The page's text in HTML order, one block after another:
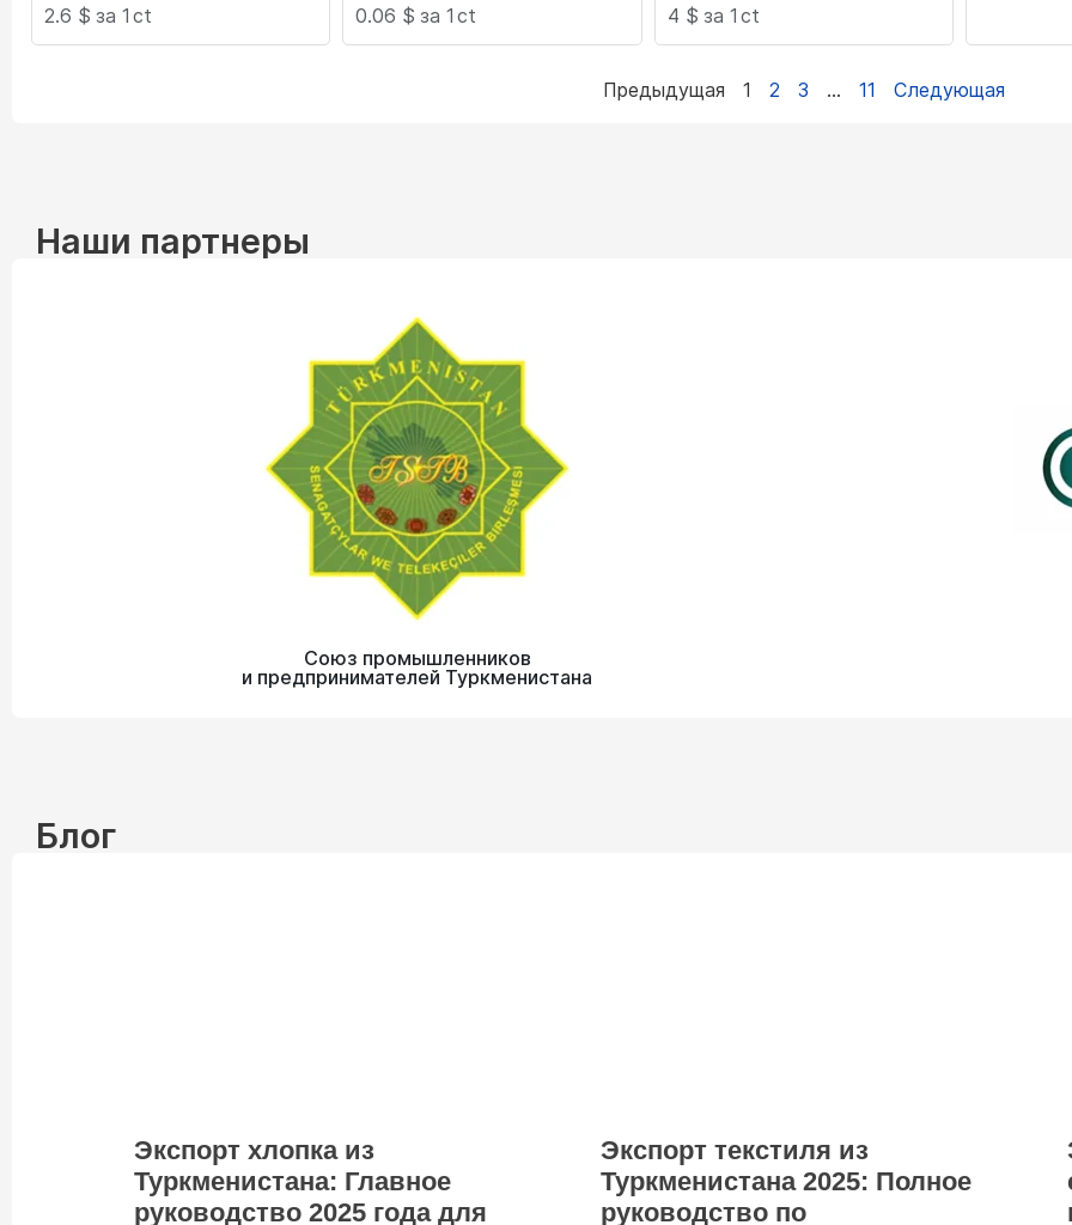
2.6 $ за 1 ct
0.06 $ за 1 ct
4 $ за 1 ct
Предыдущая 1 2 3 … 11 Следующая
Наши партнеры
Союз промышленников
и предпринимателей Туркменистана
Блог
Экспорт хлопка из
Туркменистана: Главное
руководство 2025 года для
Экспорт текстиля из
Туркменистана 2025: Полное
руководство по